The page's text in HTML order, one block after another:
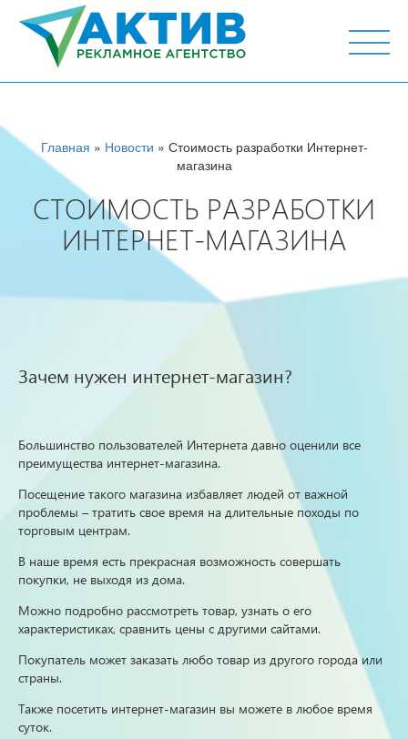
г. Тюмень, ул. М.Горького 44, офис 204
Главная » Новости » Стоимость разработки Интернет-
магазина
СТОИМОСТЬ РАЗРАБОТКИ
ИНТЕРНЕТ-МАГАЗИНА
Зачем нужен интернет-магазин?
Большинство пользователей Интернета давно оценили все
преимущества интернет-магазина.
Посещение такого магазина избавляет людей от важной
проблемы – тратить свое время на длительные походы по
торговым центрам.
В наше время есть прекрасная возможность совершать
покупки, не выходя из дома.
Можно подробно рассмотреть товар, узнать о его
характеристиках, сравнить цены с другими сайтами.
Покупатель может заказать любо товар из другого города или
страны.
Также посетить интернет-магазин вы можете в любое время
суток.